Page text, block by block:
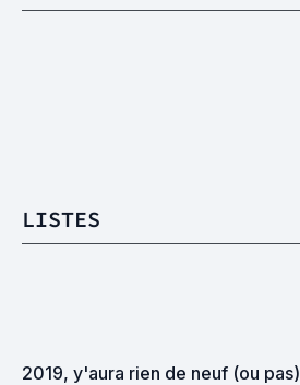
LISTES
2019, y'aura rien de neuf (ou pas)